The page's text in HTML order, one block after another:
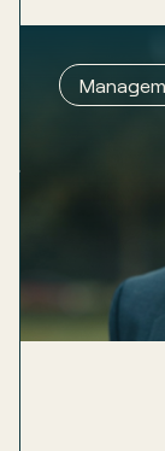
Creëer